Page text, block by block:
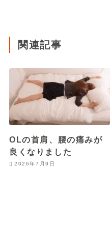
関連記事
OLの首肩、腰の痛みが
良くなりました
2026年7月9日